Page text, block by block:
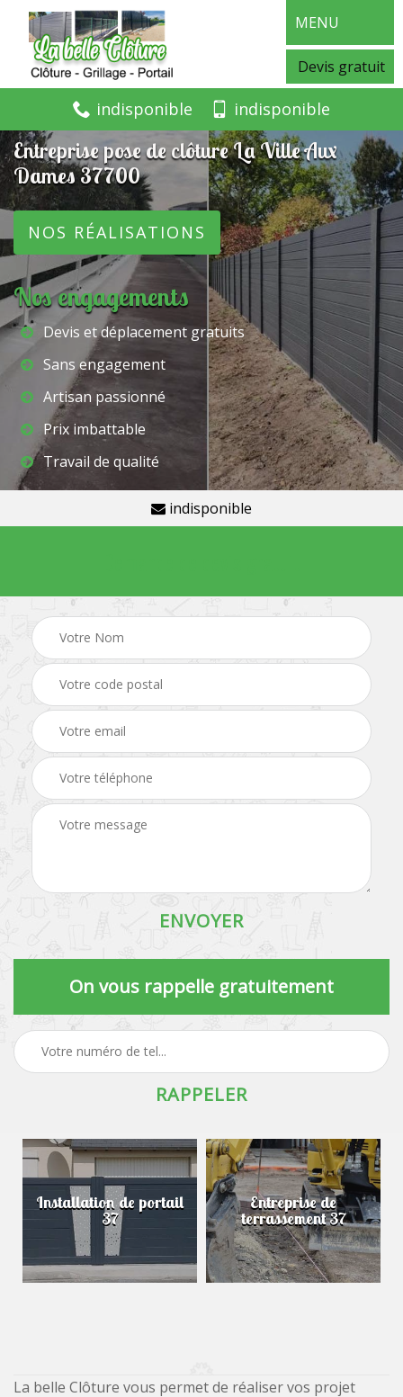
MENU
Devis gratuit
indisponible indisponible
Entreprise pose de clôture La Ville Aux
Dames 37700
NOS RÉALISATIONS
Nos engagements
Devis et déplacement gratuits
Sans engagement
Artisan passionné
Prix imbattable
Travail de qualité
indisponible
On vous rappelle gratuitement
Installation de portail
37
Entreprise de
terrassement 37
La belle Clôture vous permet de réaliser vos projet